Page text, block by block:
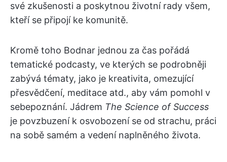
své zkušenosti a poskytnou životní rady všem,
kteří se připojí ke komunitě.
Kromě toho Bodnar jednou za čas pořádá
tematické podcasty, ve kterých se podrobněji
zabývá tématy, jako je kreativita, omezující
přesvědčení, meditace atd., aby vám pomohl v
sebepoznání. Jádrem The Science of Success
je povzbuzení k osvobození se od strachu, práci
na sobě samém a vedení naplněného života.